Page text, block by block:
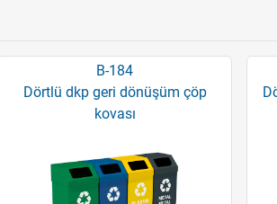
B-184
Dörtlü dkp geri dönüşüm çöp
kovası